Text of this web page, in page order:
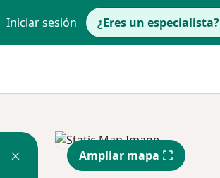
Iniciar sesión ¿Eres un especialista?
Ampliar mapa